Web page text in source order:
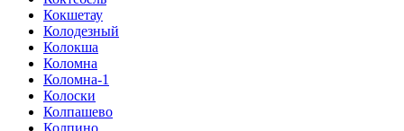
Кокшетау
Колодезный
Колокша
Коломна
Коломна-1
Колоски
Колпашево
Колпино